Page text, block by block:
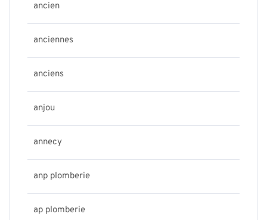
ancien
anciennes
anciens
anjou
annecy
anp plomberie
ap plomberie